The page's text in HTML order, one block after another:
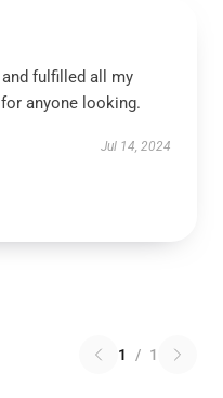
fulfilled all my
anyone looking.
Jul 14, 2024
1 / 1